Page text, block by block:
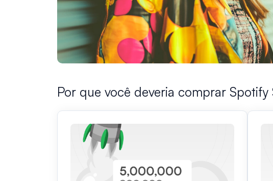
Por que você deveria comprar